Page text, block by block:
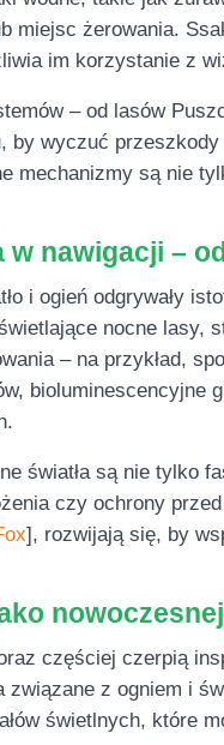
miejsc żerowania.
im korzystanie z
– od lasów
by wyczuć
mechanizmy są nie
w nawigacji –
i ogień odgrywały
nocne lasy,
– na przykład,
bioluminescencyjne
światła są nie tylko
czy ochrony
], rozwijają się, by
częściej czerpią
z ogniem i
świetlnych, które